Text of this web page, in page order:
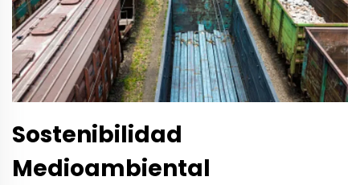
Sostenibilidad
Medioambiental